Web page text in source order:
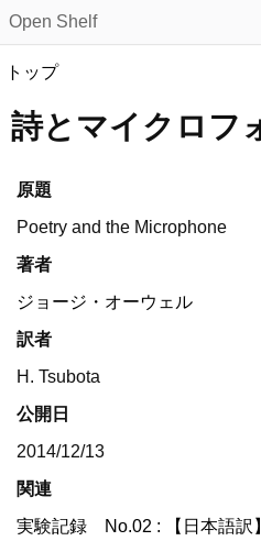
Open Shelf
トップ
詩とマイクロフ
原題
Poetry and the Microphone
著者
ジョージ・オーウェル
訳者
H. Tsubota
公開日
2014/12/13
関連
実験記録 No.02 : 【日本語訳